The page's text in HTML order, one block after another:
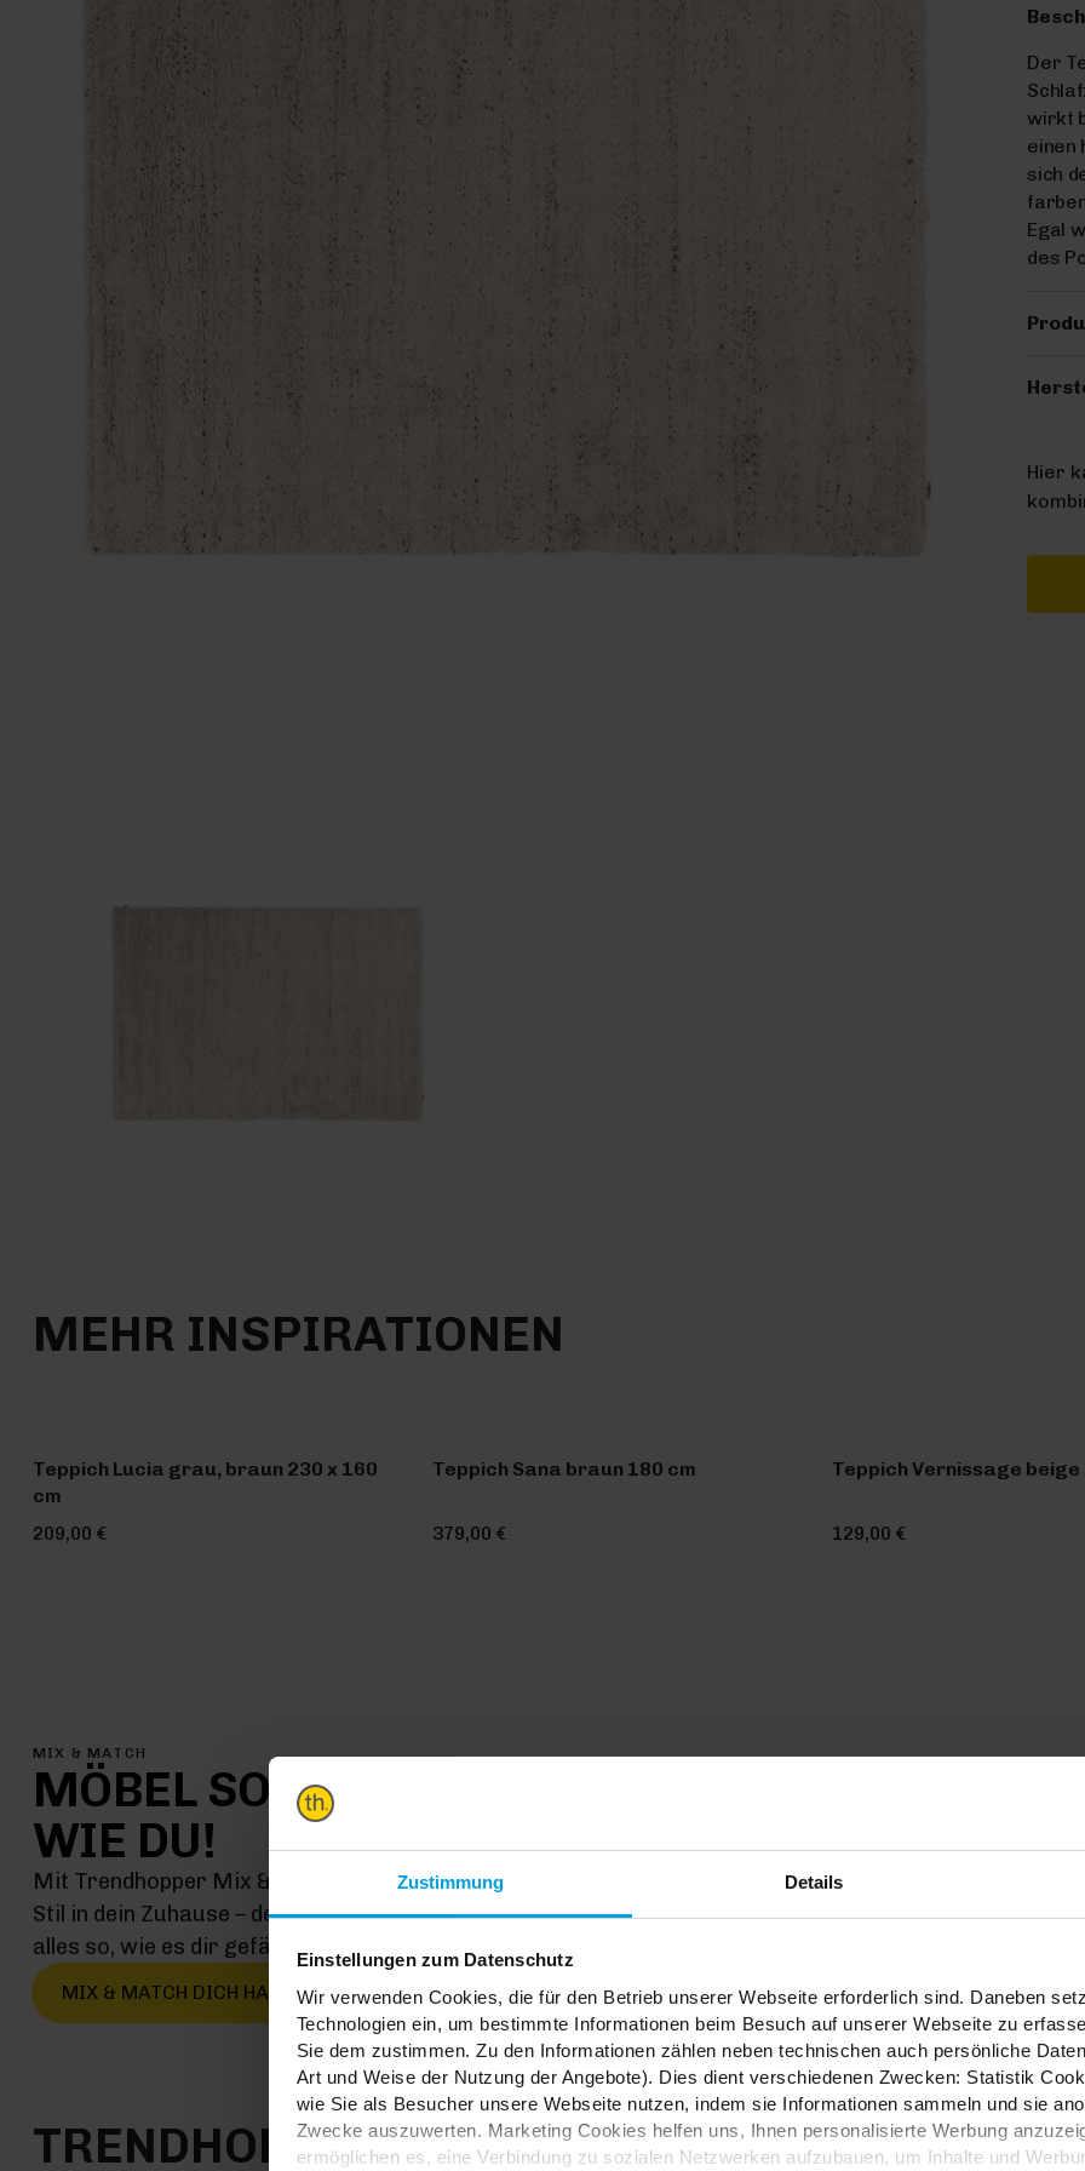
Zustimmung Details
Einstellungen zum Datenschutz
Wir verwenden Cookies, die für den Betrieb unserer Webseite erforderlich sind. Daneben
Technologien ein, um bestimmte Informationen beim Besuch auf unserer Webseite zu
Sie dem zustimmen. Zu den Informationen zählen neben technischen auch persönliche
Art und Weise der Nutzung der Angebote). Dies dient verschiedenen Zwecken: Statistik
wie Sie als Besucher unsere Webseite nutzen, indem sie Informationen sammeln und sie
Zwecke auszuwerten. Marketing Cookies helfen uns, Ihnen personalisierte Werbung
ermöglichen es, eine Verbindung zu sozialen Netzwerken aufzubauen, um Inhalte und
Der
wirkt
einen
sich
Egal
des
Hier
MEHR INSPIRATIONEN
Teppich Lucia grau, braun 230 x 160
cm
209,00 €
Teppich Sana braun 180 cm
379,00 €
Teppich Vernissage beige
129,00 €
MIX & MATCH
MÖBEL SO EINMALIG
WIE DU!
Mit Trendhopper Mix & Match kommt jetzt genau dein
Stil in dein Zuhause – denn hier kombinierst du einfach
alles so, wie es dir gefällt
MIX & MATCH DICH HAPPY
TRENDHOPPER STORES